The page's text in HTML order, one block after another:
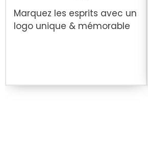
Marquez les esprits avec un
logo unique & mémorable